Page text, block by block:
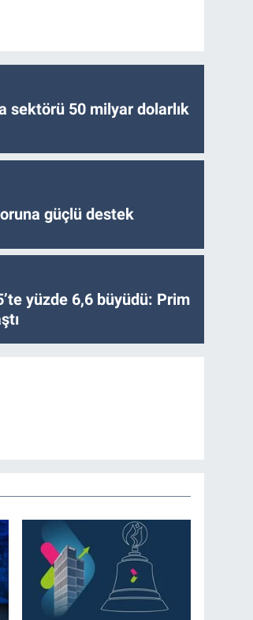
sektörü 50 milyar dolarlık
güçlü destek
yüzde 6,6 büyüdü: Prim